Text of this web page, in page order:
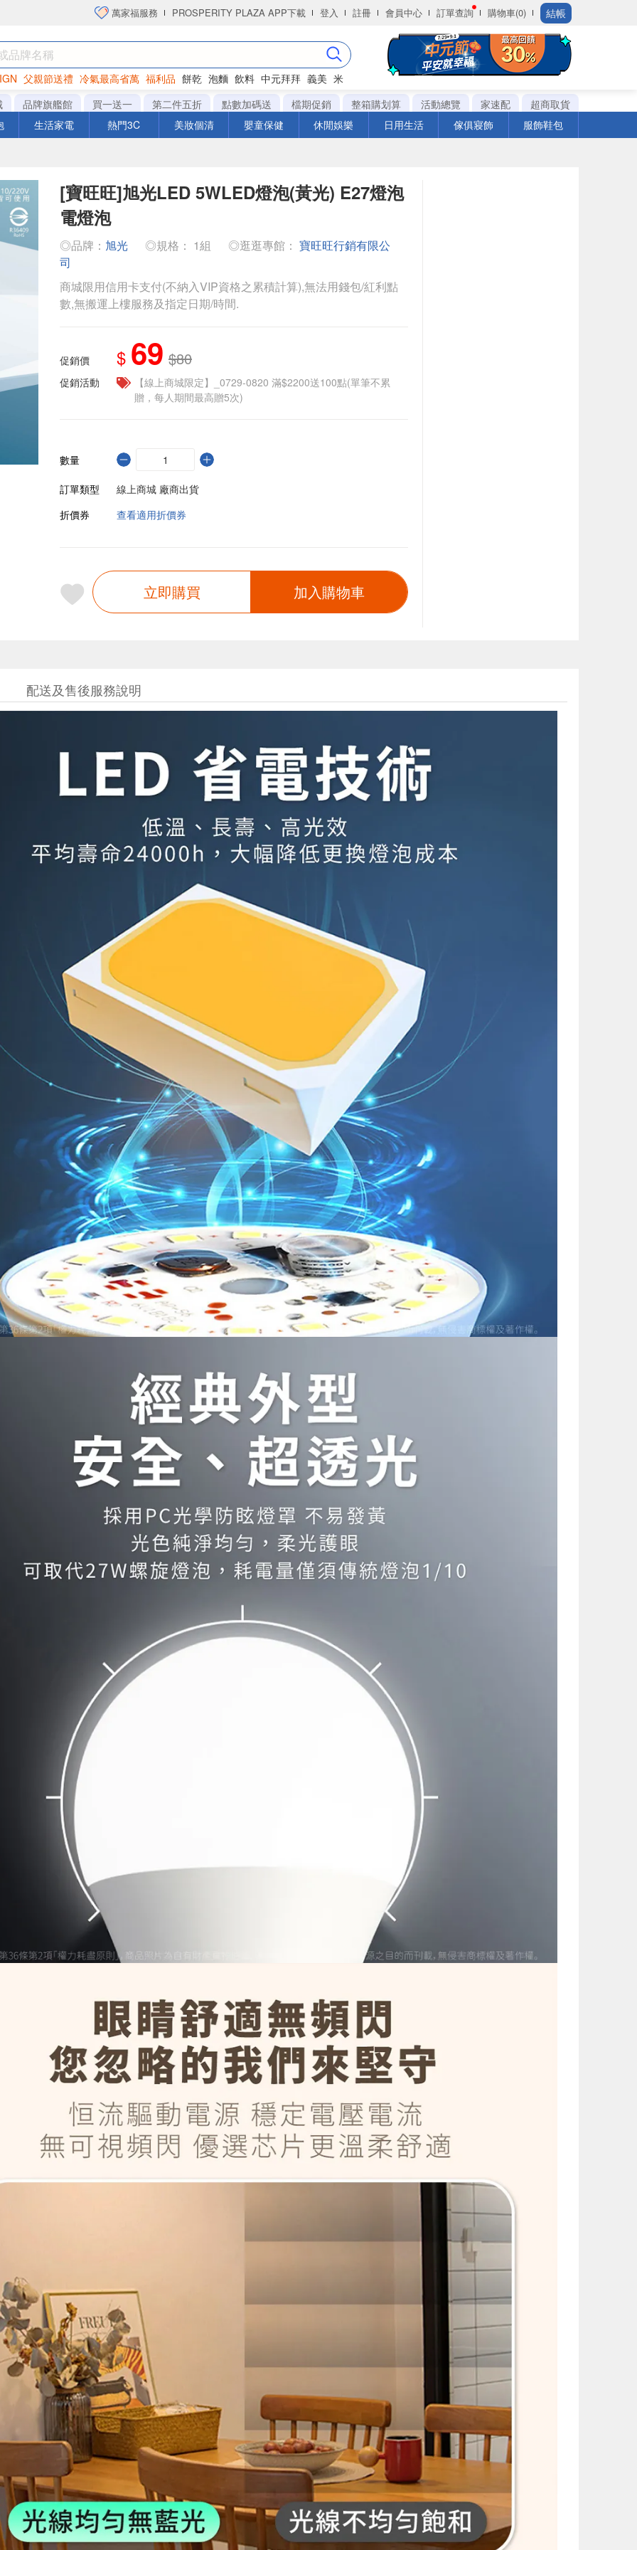
萬家福服務 PROSPERITY PLAZA APP下載 登入 註冊 會員中心 訂單查詢 購物車(0) 結帳
父親節送禮 冷氣最高省萬 福利品 餅乾 泡麵 飲料 中元拜拜 義美 米
洋芋片
品牌旗艦館 買一送一 第二件五折 點數加碼送 檔期促銷 整箱購划算 活動總覽 家速配
超商取貨
生活家電 熱門3C 美妝個清 嬰童保健 休閒娛樂 日用生活 傢俱寢飾 服飾鞋包
[寶旺旺]旭光LED 5WLED燈泡(黃光) E27燈泡
電燈泡
◎品牌： 旭光 ◎規格： 1組 ◎逛逛專館： 寶旺旺行銷有限公
司
商城限用信用卡支付(不納入VIP資格之累積計算),無法用錢包/紅利點
數,無搬運上樓服務及指定日期/時間.
促銷價 $ 69 $80
促銷活動
【線上商城限定】_0729-0820 滿$2200送100點(單筆不累
贈，每人期間最高贈5次)
數量
訂單類型
線上商城 廠商出貨
折價券
查看適用折價券
立即購買 加入購物車
配送及售後服務說明